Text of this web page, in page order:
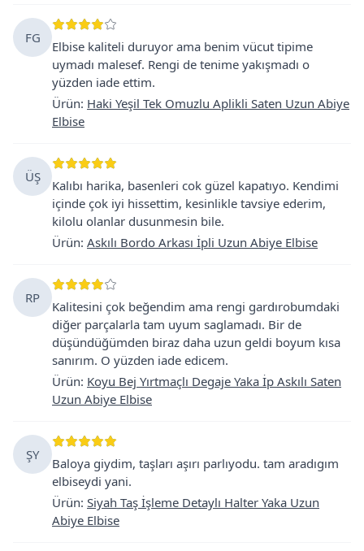
FG
Elbise kaliteli duruyor ama benim vücut tipime
uymadı malesef. Rengi de tenime yakışmadı o
yüzden iade ettim.
Ürün: Haki Yeşil Tek Omuzlu Aplikli Saten Uzun Abiye
Elbise
ÜŞ
Kalıbı harika, basenleri cok güzel kapatıyo. Kendimi
içinde çok iyi hissettim, kesinlikle tavsiye ederim,
kilolu olanlar dusunmesin bile.
Ürün: Askılı Bordo Arkası İpli Uzun Abiye Elbise
RP
Kalitesini çok beğendim ama rengi gardırobumdaki
diğer parçalarla tam uyum saglamadı. Bir de
düşündüğümden biraz daha uzun geldi boyum kısa
sanırım. O yüzden iade edicem.
Ürün: Koyu Bej Yırtmaçlı Degaje Yaka İp Askılı Saten
Uzun Abiye Elbise
ŞY
Baloya giydim, taşları aşırı parlıyodu. tam aradıgım
elbiseydi yani.
Ürün: Siyah Taş İşleme Detaylı Halter Yaka Uzun
Abiye Elbise